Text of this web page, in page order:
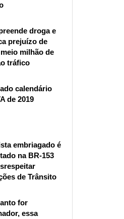
droga e
prejuízo de
milhão de
tráfico
calendário
de 2019
embriagado é
na BR-153
de Trânsito
for
essa